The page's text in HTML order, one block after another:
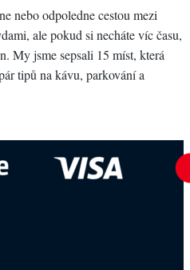
nebo odpoledne cestou mezi
ale pokud si necháte víc času,
My jsme sepsali 15 míst, která
tipů na kávu, parkování a